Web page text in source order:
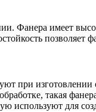
Фанера имеет
позволяет
при
такая
используют для